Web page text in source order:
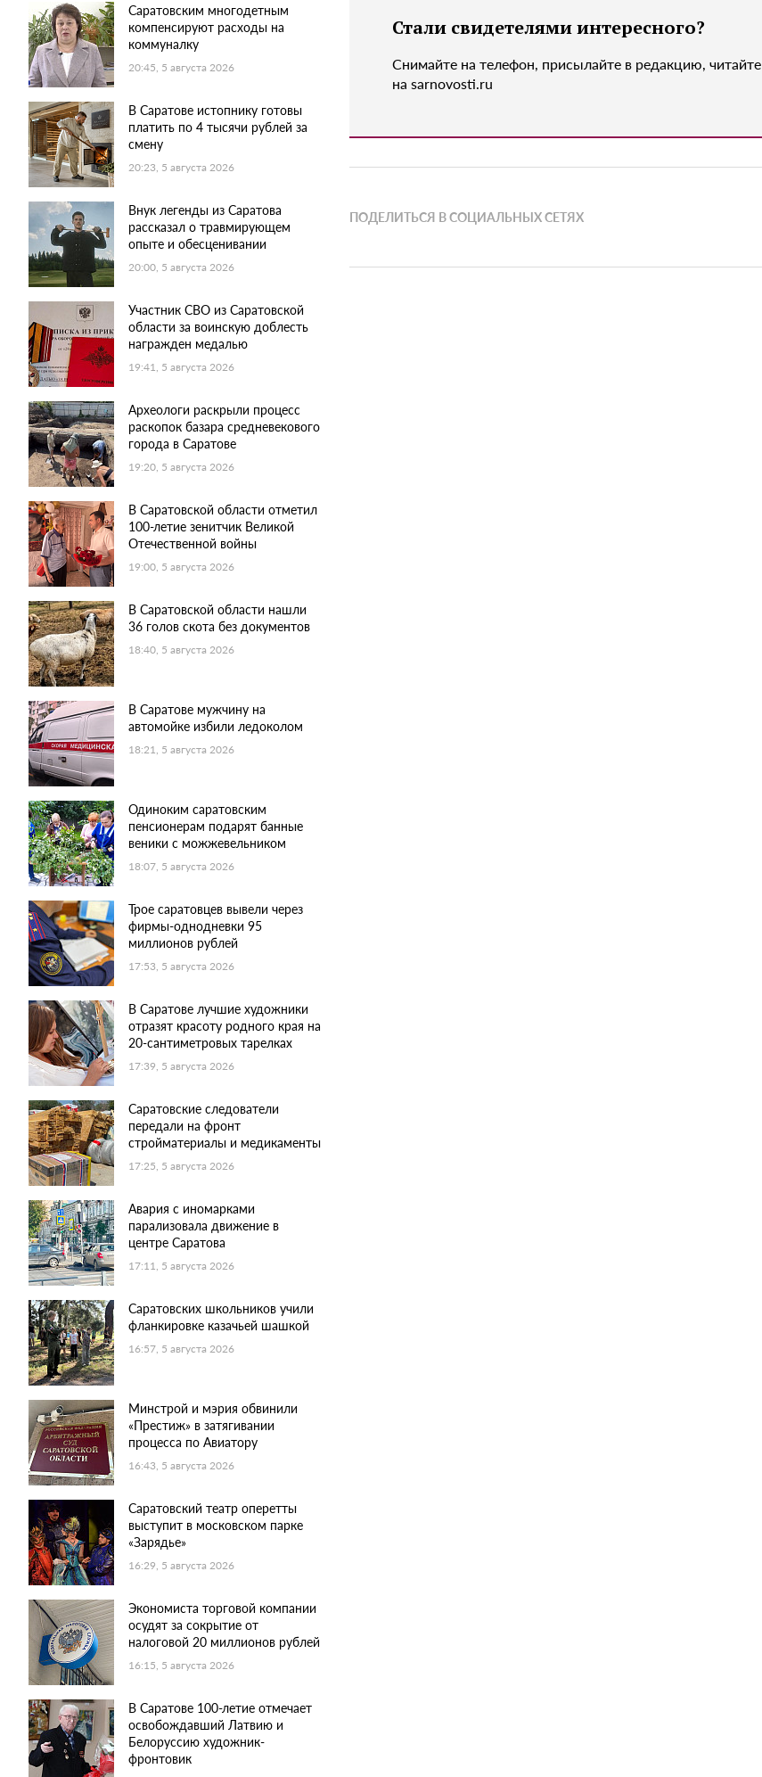
Саратовским многодетным
компенсируют расходы на
коммуналку
20:45, 5 августа 2026
В Саратове истопнику готовы
платить по 4 тысячи рублей за
смену
20:23, 5 августа 2026
Внук легенды из Саратова
рассказал о травмирующем
опыте и обесценивании
20:00, 5 августа 2026
Участник СВО из Саратовской
области за воинскую доблесть
награжден медалью
19:41, 5 августа 2026
Археологи раскрыли процесс
раскопок базара средневекового
города в Саратове
19:20, 5 августа 2026
В Саратовской области отметил
100-летие зенитчик Великой
Отечественной войны
19:00, 5 августа 2026
В Саратовской области нашли
36 голов скота без документов
18:40, 5 августа 2026
В Саратове мужчину на
автомойке избили ледоколом
18:21, 5 августа 2026
Одиноким саратовским
пенсионерам подарят банные
веники с можжевельником
18:07, 5 августа 2026
Трое саратовцев вывели через
фирмы-однодневки 95
миллионов рублей
17:53, 5 августа 2026
В Саратове лучшие художники
отразят красоту родного края на
20-сантиметровых тарелках
17:39, 5 августа 2026
Саратовские следователи
передали на фронт
стройматериалы и медикаменты
17:25, 5 августа 2026
Авария с иномарками
парализовала движение в
центре Саратова
17:11, 5 августа 2026
Саратовских школьников учили
фланкировке казачьей шашкой
16:57, 5 августа 2026
Минстрой и мэрия обвинили
«Престиж» в затягивании
процесса по Авиатору
16:43, 5 августа 2026
Саратовский театр оперетты
выступит в московском парке
«Зарядье»
16:29, 5 августа 2026
Экономиста торговой компании
осудят за сокрытие от
налоговой 20 миллионов рублей
16:15, 5 августа 2026
В Саратове 100-летие отмечает
освобождавший Латвию и
Белоруссию художник-
фронтовик
Стали свидетелями интересного?
Снимайте на телефон, присылайте в редакцию, читайте
на sarnovosti.ru
ПОДЕЛИТЬСЯ В СОЦИАЛЬНЫХ СЕТЯХ